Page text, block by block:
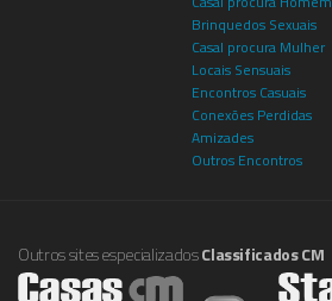
Brinquedos Sexuais
Casal procura Mulher
Locais Sensuais
Encontros Casuais
Conexões Perdidas
Amizades
Outros Encontros
Outros sites especializadosClassificados CM